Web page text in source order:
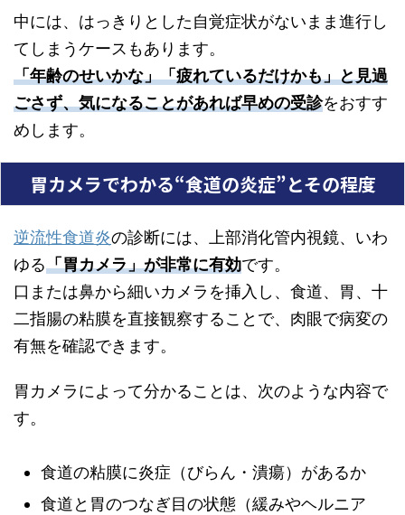
中には、はっきりとした自覚症状がないまま進行し
てしまうケースもあります。
「年齢のせいかな」「疲れているだけかも」と見過
ごさず、気になることがあれば早めの受診をおすす
めします。
胃カメラでわかる“食道の炎症”とその程度
逆流性食道炎の診断には、上部消化管内視鏡、いわ
ゆる「胃カメラ」が非常に有効です。
口または鼻から細いカメラを挿入し、食道、胃、十
二指腸の粘膜を直接観察することで、肉眼で病変の
有無を確認できます。
胃カメラによって分かることは、次のような内容で
す。
食道の粘膜に炎症（びらん・潰瘍）があるか
食道と胃のつなぎ目の状態（緩みやヘルニア